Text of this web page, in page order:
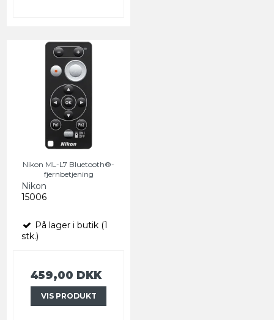
Nikon ML-L7 Bluetooth®-
fjernbetjening
Nikon
15006
På lager i butik (1
stk.)
459,00 DKK
VIS PRODUKT